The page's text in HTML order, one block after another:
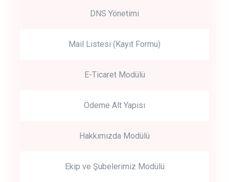
DNS Yönetimi
Mail Listesi (Kayıt Formu)
E-Ticaret Modülü
Ödeme Alt Yapısı
Hakkımızda Modülü
Ekip ve Şubelerimiz Modülü